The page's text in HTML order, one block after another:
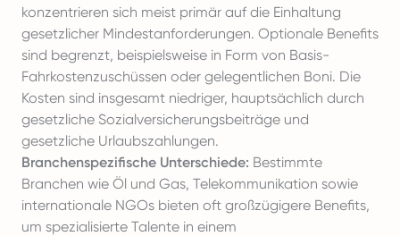
konzentrieren sich meist primär auf die Einhaltung
gesetzlicher Mindestanforderungen. Optionale Benefits
sind begrenzt, beispielsweise in Form von Basis-
Fahrkostenzuschüssen oder gelegentlichen Boni. Die
Kosten sind insgesamt niedriger, hauptsächlich durch
gesetzliche Sozialversicherungsbeiträge und
gesetzliche Urlaubszahlungen.
Branchenspezifische Unterschiede: Bestimmte
Branchen wie Öl und Gas, Telekommunikation sowie
internationale NGOs bieten oft großzügigere Benefits,
um spezialisierte Talente in einem